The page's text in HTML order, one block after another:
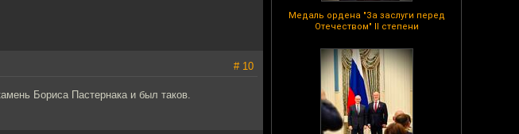
Медаль ордена "За заслуги перед
Отечеством" II степени
# 10
Бориса Пастернака и был таков.